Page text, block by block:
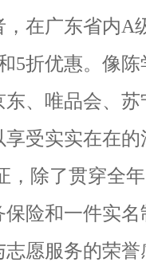
在广东省内A
5折优惠。像
、唯品会、
受实实在在的
，除了贯穿全
险和一件实
愿服务的荣